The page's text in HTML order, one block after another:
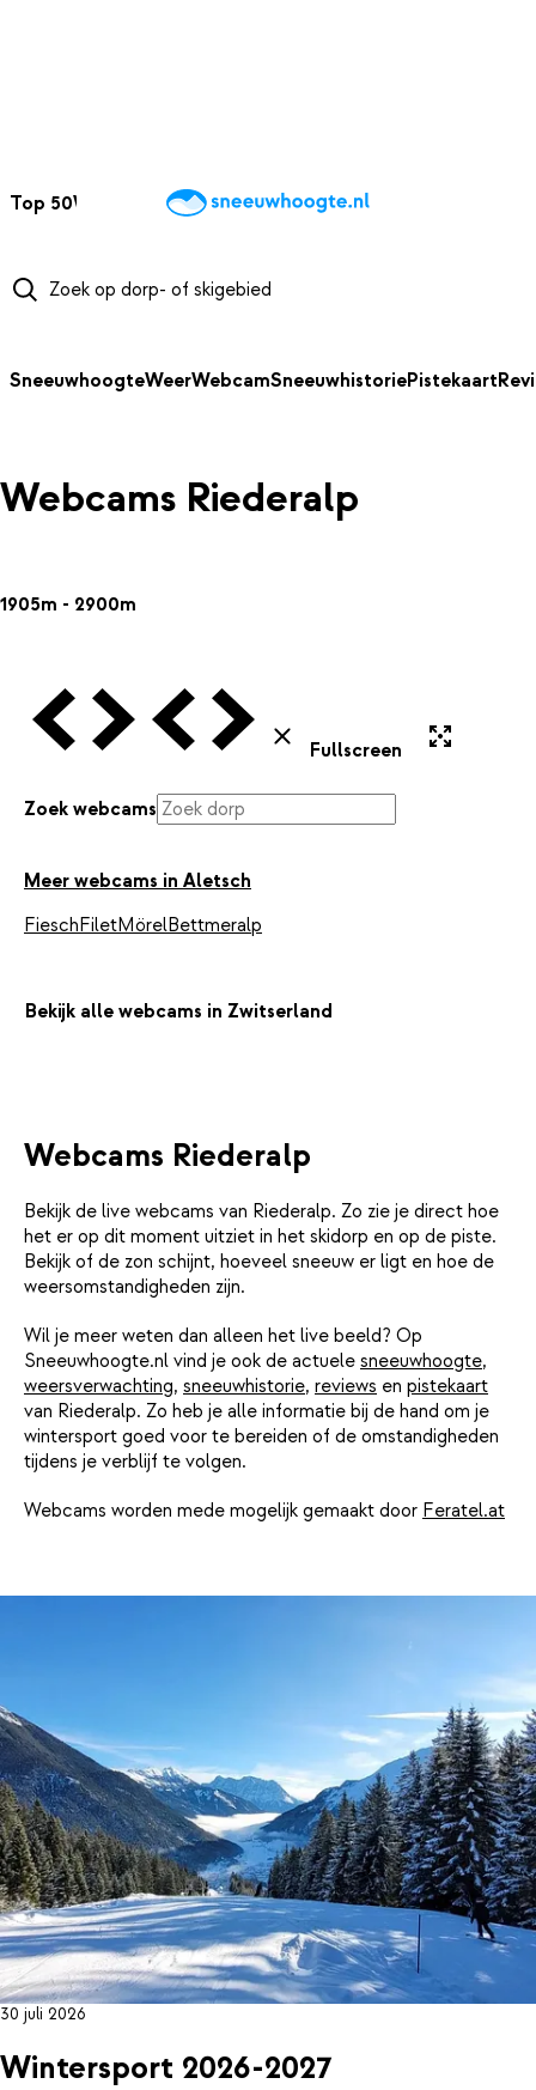
Top 50Webcams WintersportweerKaarten
SneeuwhoogteWeerWebcamSneeuwhistoriePistekaart
Webcams Riederalp
1905m - 2900m
Vorige Webcam
Volgende Webcam
Vorige Webcam
Volgende Webcam
Sluiten
Fullscreen
Zoek webcams
Meer webcams in Aletsch
FieschFiletMörelBettmeralp
Bekijk alle webcams in Zwitserland
Webcams Riederalp
Bekijk de live webcams van Riederalp. Zo zie je direct hoe
het er op dit moment uitziet in het skidorp en op de piste.
Bekijk of de zon schijnt, hoeveel sneeuw er ligt en hoe de
weersomstandigheden zijn.
Wil je meer weten dan alleen het live beeld? Op
Sneeuwhoogte.nl vind je ook de actuele sneeuwhoogte,
weersverwachting, sneeuwhistorie, reviews en pistekaart
van Riederalp. Zo heb je alle informatie bij de hand om je
wintersport goed voor te bereiden of de omstandigheden
tijdens je verblijf te volgen.
Webcams worden mede mogelijk gemaakt door Feratel.at
30 juli 2026
Wintersport 2026-2027